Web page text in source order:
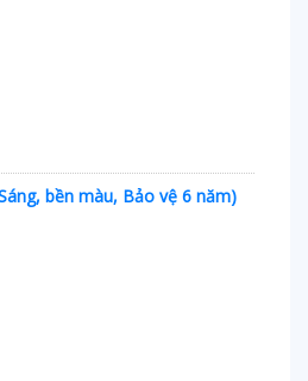
bền màu, Bảo vệ 6 năm)